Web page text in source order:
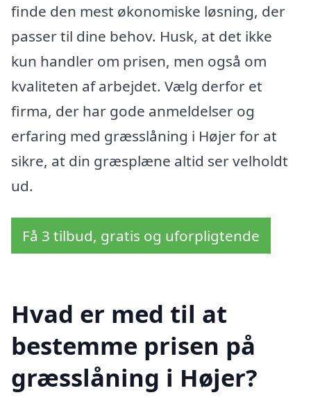
finde den mest økonomiske løsning, der
passer til dine behov. Husk, at det ikke
kun handler om prisen, men også om
kvaliteten af arbejdet. Vælg derfor et
firma, der har gode anmeldelser og
erfaring med græsslåning i Højer for at
sikre, at din græsplæne altid ser velholdt
ud.
Få 3 tilbud, gratis og uforpligtende
Hvad er med til at
bestemme prisen på
græsslåning i Højer?